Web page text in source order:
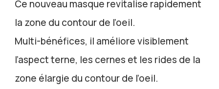
Ce nouveau masque revitalise rapidement
la zone du contour de l’oeil.
Multi-bénéfices, il améliore visiblement
l’aspect terne, les cernes et les rides de la
zone élargie du contour de l’oeil.